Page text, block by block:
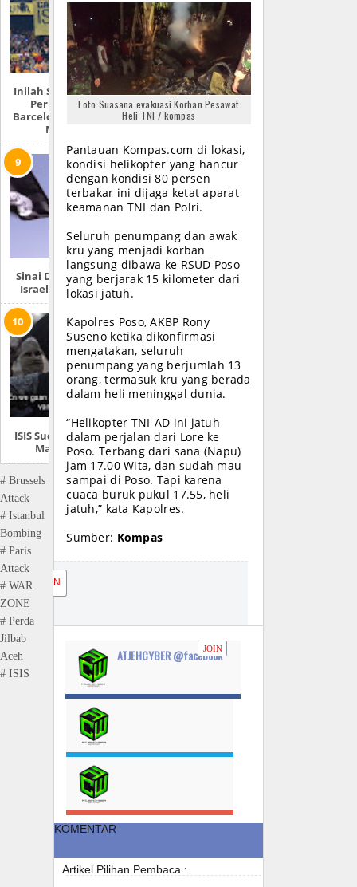
Inilah Sejarah Awal
Permusuhan
Barcelona Dan Real
Madrid
Sinai Dikuasai ISIS,
Israel Ketakutan
ISIS Sudah Didepan
Mata Israel
# Brussels
Attack
# Istanbul
Bombing
# Paris
Attack
# WAR
ZONE
# Perda
Jilbab
Aceh
# ISIS
Foto Suasana evakuasi Korban Pesawat
Heli TNI / kompas
Pantauan Kompas.com di lokasi,
kondisi helikopter yang hancur
dengan kondisi 80 persen
terbakar ini dijaga ketat aparat
keamanan TNI dan Polri.
Seluruh penumpang dan awak
kru yang menjadi korban
langsung dibawa ke RSUD Poso
yang berjarak 15 kilometer dari
lokasi jatuh.
Kapolres Poso, AKBP Rony
Suseno ketika dikonfirmasi
mengatakan, seluruh
penumpang yang berjumlah 13
orang, termasuk kru yang berada
dalam heli meninggal dunia.
“Helikopter TNI-AD ini jatuh
dalam perjalan dari Lore ke
Poso. Terbang dari sana (Napu)
jam 17.00 Wita, dan sudah mau
sampai di Poso. Tapi karena
cuaca buruk pukul 17.55, heli
jatuh,” kata Kapolres.
Sumber: Kompas
JOIN
ATJEHCYBER @facebook
JOIN
KOMENTAR
Artikel Pilihan Pembaca :